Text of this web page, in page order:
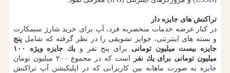
تراكنش های جایزه دار
در كنار عرضه خدمات منحصربه فرد، آپ برای خرید شارژ سیمكارت
و بسته های اینترنتی، جوایز تشویقی را در نظر گرفته كه شامل پنج
جایزه بیست میلیون تومانی برای پنج نفر و یك
جایزه ویژه ۱۰۰
میلیون تومانی برای یك نفر
است كه در مجموع ۲۰۰ میلیون تومان
جایزه به صورت ماهانه بین كاربرانی كه در اپلیكیشن آپ تراكنش